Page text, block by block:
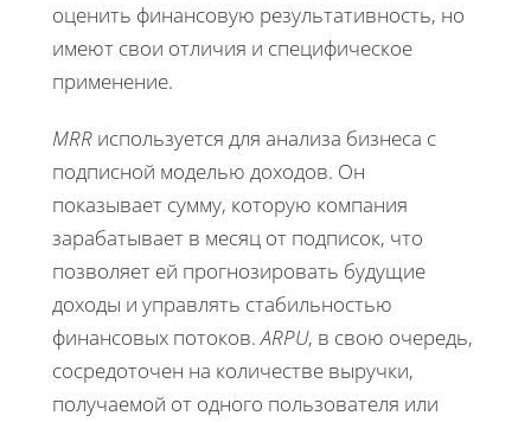
оценить финансовую результативность, но
имеют свои отличия и специфическое
применение.
MRR используется для анализа бизнеса с
подписной моделью доходов. Он
показывает сумму, которую компания
зарабатывает в месяц от подписок, что
позволяет ей прогнозировать будущие
доходы и управлять стабильностью
финансовых потоков.ARPU, в свою очередь,
сосредоточен на количестве выручки,
получаемой от одного пользователя или